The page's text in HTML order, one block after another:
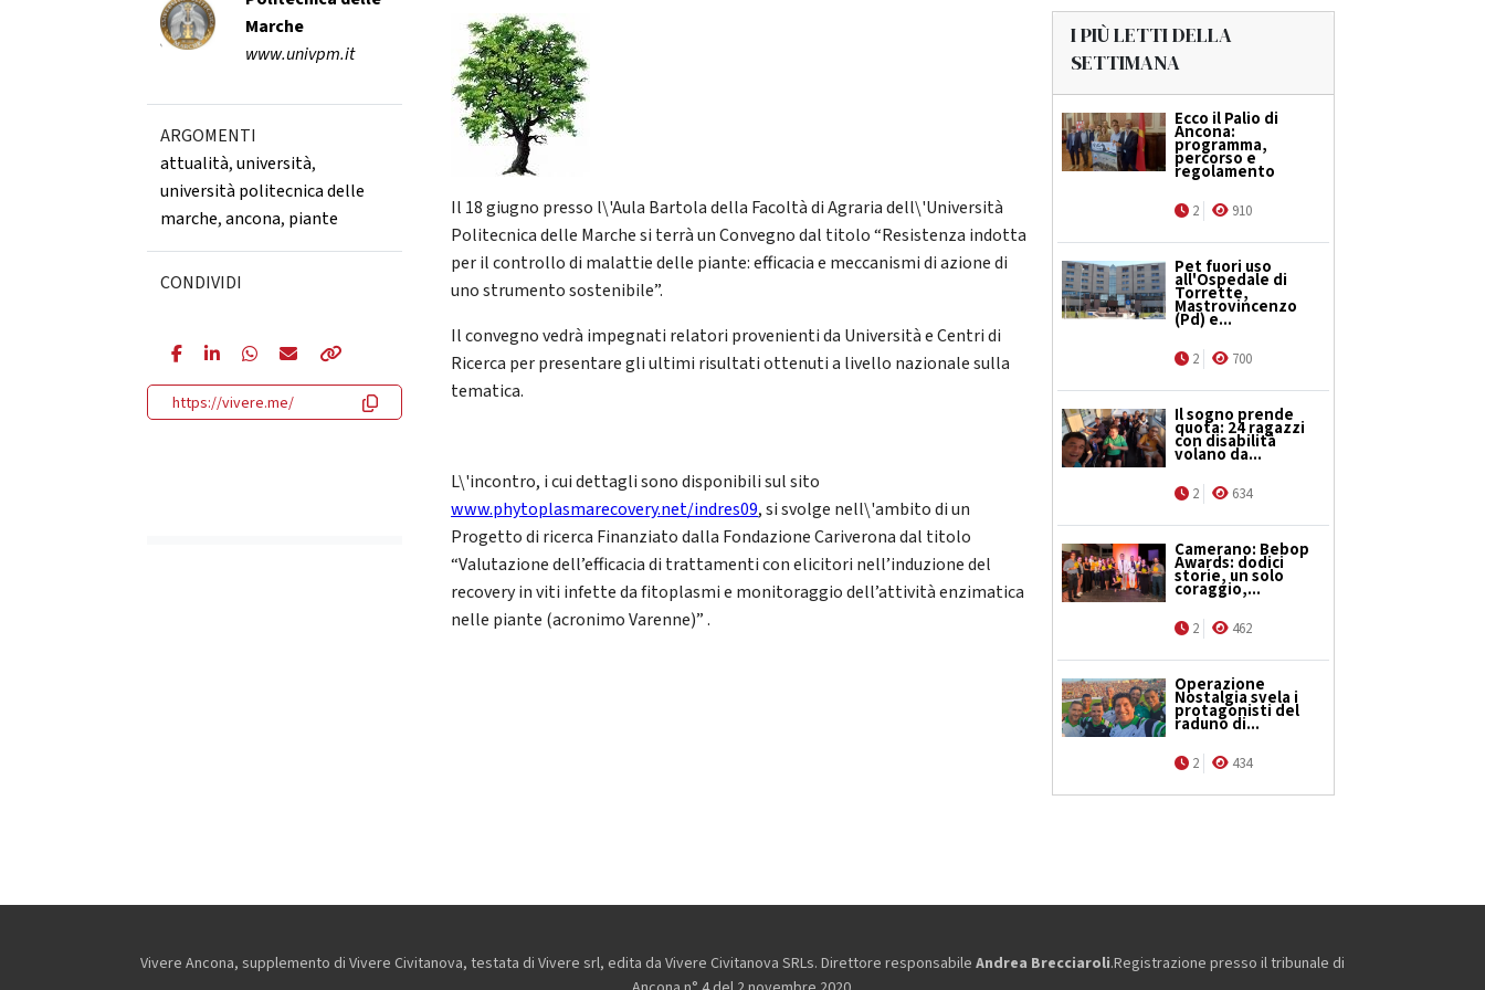
Marche
www.univpm.it
ARGOMENTI
attualità,università,
università politecnica delle
marche,ancona, piante
CONDIVIDI
https://vivere.me/
Il 18 giugno presso l\'Aula Bartola della Facoltà di Agraria dell\'Università
Politecnica delle Marche si terrà un Convegno dal titolo “Resistenza indotta
per il controllo di malattie delle piante: efficacia e meccanismi di azione di
uno strumento sostenibile”.
Il convegno vedrà impegnati relatori provenienti da Università e Centri di
Ricerca per presentare gli ultimi risultati ottenuti a livello nazionale sulla
tematica.
L\'incontro, i cui dettagli sono disponibili sul sito
www.phytoplasmarecovery.net/indres09, si svolge nell\'ambito di un
Progetto di ricerca Finanziato dalla Fondazione Cariverona dal titolo
“Valutazione dell’efficacia di trattamenti con elicitori nell’induzione del
recovery in viti infette da fitoplasmi e monitoraggio dell’attività enzimatica
nelle piante (acronimo Varenne)” .
I PIÙ LETTI DELLA
SETTIMANA
Ecco il Palio di
Ancona:
programma,
percorso e
regolamento
2 910
Pet fuori uso
all'Ospedale di
Torrette,
Mastrovincenzo
(Pd) e...
2 700
Il sogno prende
quota: 24 ragazzi
con disabilità
volano da...
2 634
Camerano: Bebop
Awards: dodici
storie, un solo
coraggio,...
2 462
Operazione
Nostalgia svela i
protagonisti del
raduno di...
2 434
Vivere Ancona, supplemento di Vivere Civitanova, testata di Vivere srl, edita da Vivere Civitanova SRLs. Direttore responsabile Andrea Brecciaroli.Registrazione presso il tribunale di